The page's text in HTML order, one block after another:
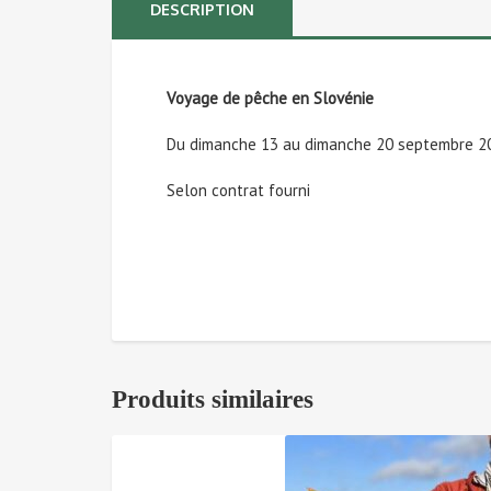
DESCRIPTION
Voyage de pêche en Slovénie
Du dimanche 13 au dimanche 20 septembre
Selon contrat fourni
Produits similaires